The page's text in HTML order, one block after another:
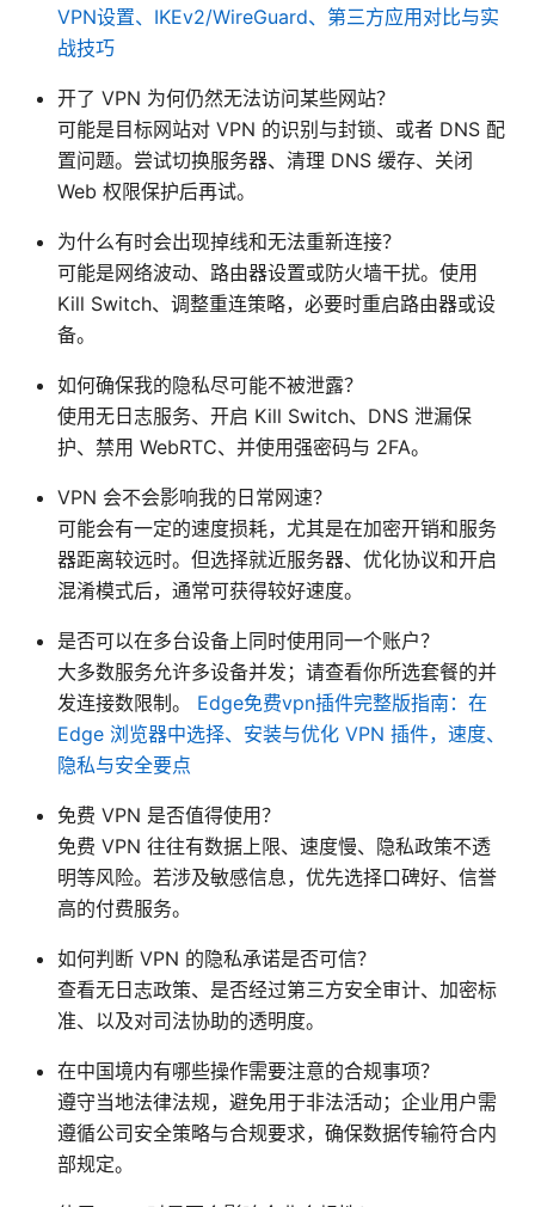
VPN设置、IKEv2/WireGuard、第三方应用对比与实
战技巧
开了 VPN 为何仍然无法访问某些网站？
可能是目标网站对 VPN 的识别与封锁、或者 DNS 配
置问题。尝试切换服务器、清理 DNS 缓存、关闭
Web 权限保护后再试。
为什么有时会出现掉线和无法重新连接？
可能是网络波动、路由器设置或防火墙干扰。使用
Kill Switch、调整重连策略，必要时重启路由器或设
备。
如何确保我的隐私尽可能不被泄露？
使用无日志服务、开启 Kill Switch、DNS 泄漏保
护、禁用 WebRTC、并使用强密码与 2FA。
VPN 会不会影响我的日常网速？
可能会有一定的速度损耗，尤其是在加密开销和服务
器距离较远时。但选择就近服务器、优化协议和开启
混淆模式后，通常可获得较好速度。
是否可以在多台设备上同时使用同一个账户？
大多数服务允许多设备并发；请查看你所选套餐的并
发连接数限制。 Edge免费vpn插件完整版指南：在
Edge 浏览器中选择、安装与优化 VPN 插件，速度、
隐私与安全要点
免费 VPN 是否值得使用？
免费 VPN 往往有数据上限、速度慢、隐私政策不透
明等风险。若涉及敏感信息，优先选择口碑好、信誉
高的付费服务。
如何判断 VPN 的隐私承诺是否可信？
查看无日志政策、是否经过第三方安全审计、加密标
准、以及对司法协助的透明度。
在中国境内有哪些操作需要注意的合规事项？
遵守当地法律法规，避免用于非法活动；企业用户需
遵循公司安全策略与合规要求，确保数据传输符合内
部规定。